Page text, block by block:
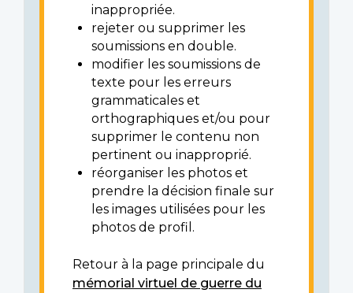
inappropriée.
rejeter ou supprimer les
soumissions en double.
modifier les soumissions de
texte pour les erreurs
grammaticales et
orthographiques et/ou pour
supprimer le contenu non
pertinent ou inapproprié.
réorganiser les photos et
prendre la décision finale sur
les images utilisées pour les
photos de profil.
Retour à la page principale du
mémorial virtuel de guerre du